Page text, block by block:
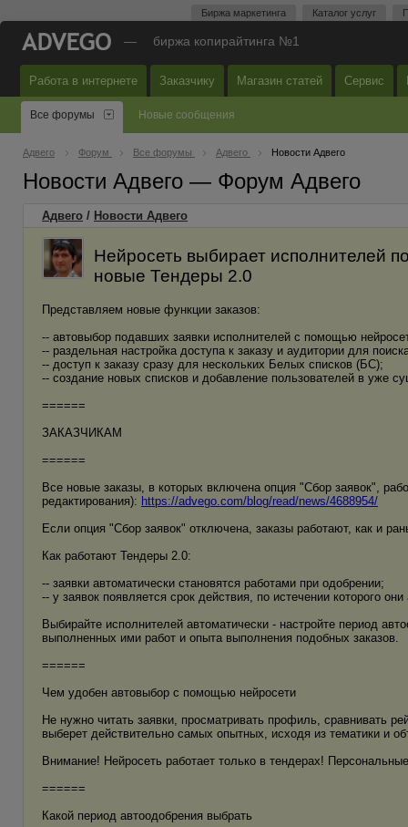
Биржа маркетинга Каталог услуг
— биржа копирайтинга №1
Работа в интернете Заказчику Магазин статей Сервис
Все форумы Новые сообщения
Адвего Форум Все форумы Адвего Новости Адвего
Новости Адвего — Форум Адвего
Адвего / Новости Адвего
Нейросеть выбирает исполнителей
новые Тендеры 2.0
Представляем новые функции заказов:
-- автовыбор подавших заявки исполнителей с помощью
-- раздельная настройка доступа к заказу и аудитории для
-- доступ к заказу сразу для нескольких Белых списков (БС);
-- создание новых списков и добавление пользователей в уже
======
ЗАКАЗЧИКАМ
======
Все новые заказы, в которых включена опция "Сбор заявок",
редактирования): https://advego.com/blog/read/news/4688954/
Если опция "Сбор заявок" отключена, заказы работают, как и
Как работают Тендеры 2.0:
-- заявки автоматически становятся работами при одобрении;
-- у заявок появляется срок действия, по истечении которого
Выбирайте исполнителей автоматически - настройте период
выполненных ими работ и опыта выполнения подобных заказов.
======
Чем удобен автовыбор с помощью нейросети
Не нужно читать заявки, просматривать профиль, сравнивать
выберет действительно самых опытных, исходя из тематики и
Внимание! Нейросеть работает только в тендерах!
======
Какой период автоодобрения выбрать